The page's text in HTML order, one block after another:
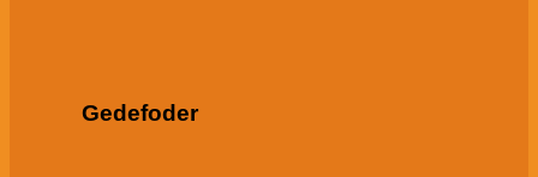
Gedefoder